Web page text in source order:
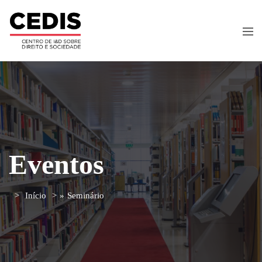
Eventos
Início » Seminário